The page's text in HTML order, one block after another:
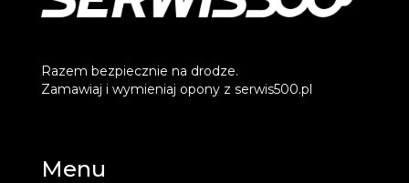
Razem bezpiecznie na drodze.
Zamawiaj i wymieniaj opony z serwis500.pl
Menu